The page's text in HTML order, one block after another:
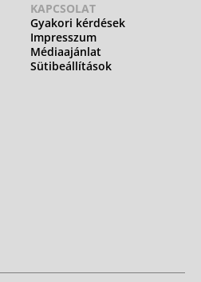
KAPCSOLAT
Gyakori kérdések
Impresszum
Médiaajánlat
Sütibeállítások